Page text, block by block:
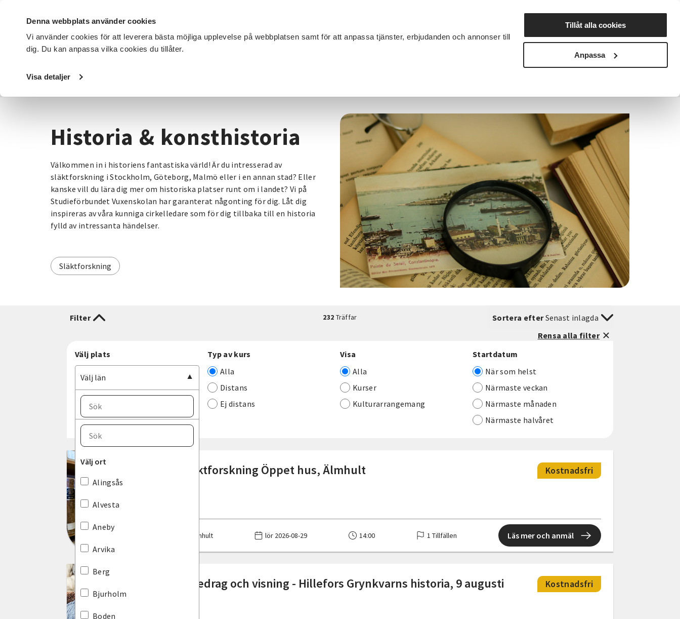
Denna webbplats använder cookies
Vi använder cookies för att leverera bästa möjliga upplevelse på webbplatsen samt för att anpassa tjänster, erbjudanden och annonser till
dig. Du kan anpassa vilka cookies du tillåter.
Visa detaljer
Tillåt alla cookies
Anpassa
DET HÄR GÖR VI FÖR DIG SOM SÖK KURSER OCH EVENEMANG Nyheter Avdelningar
Startsida / Kurser och evenemang
Historia & konsthistoria
Välkommen in i historiens fantastiska värld! Är du intresserad av
släktforskning i Stockholm, Göteborg, Malmö eller i en annan stad? Eller
kanske vill du lära dig mer om historiska platser runt om i landet? Vi på
Studieförbundet Vuxenskolan har garanterat någonting för dig. Låt dig
inspireras av våra kunniga cirkelledare som för dig tillbaka till en historia
fylld av intressanta händelser.
Släktforskning
Filter 232 Träffar Sortera efterSenast inlagda
Rensa alla filter
Välj plats
Välj län
Välj län
Välj ort
Välj ort
Alingsås
Alvesta
Aneby
Arvika
Berg
Bjurholm
Boden
Typ av kurs
Alla
Distans
Ej distans
Visa
Alla
Kurser
Kulturarrangemang
Startdatum
När som helst
Närmaste veckan
Närmaste månaden
Närmaste halvåret
Släktforskning Öppet hus, Älmhult Kostnadsfri
Älmhult lör 2026-08-29 14:00 1 Tillfällen Läs mer och anmäl
Föredrag och visning - Hillefors Grynkvarns historia, 9 augusti Kostnadsfri